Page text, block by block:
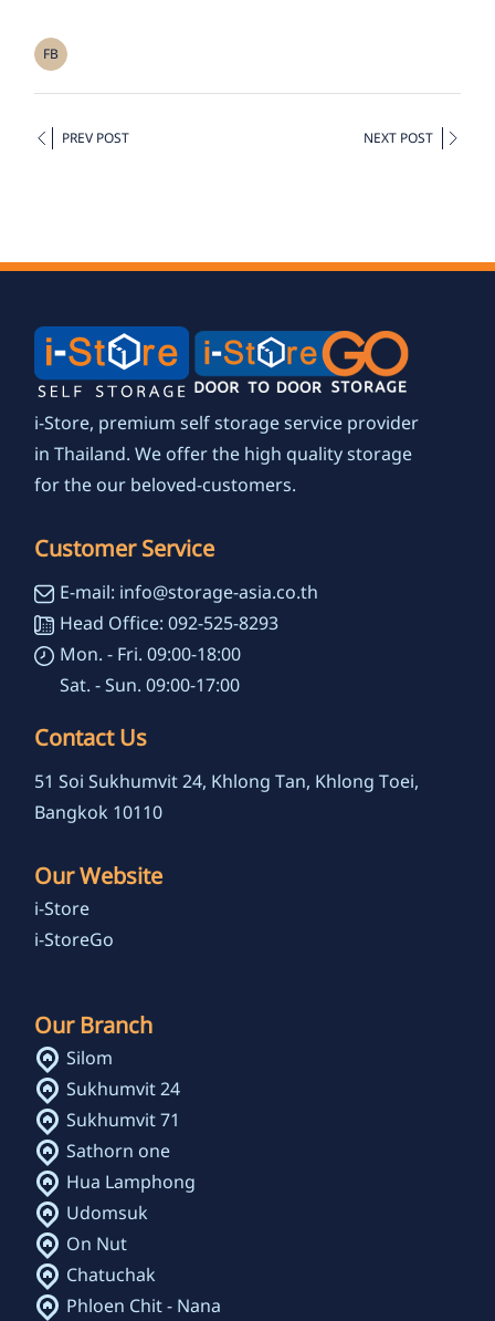
FB
PREV POST NEXT POST
i-Store, premium self storage service provider
in Thailand. We offer the high quality storage
for the our beloved-customers.
Customer Service
E-mail: info@storage-asia.co.th
Head Office: 092-525-8293
Mon. - Fri. 09:00-18:00
Sat. - Sun. 09:00-17:00
Contact Us
51 Soi Sukhumvit 24, Khlong Tan, Khlong Toei,
Bangkok 10110
Our Website
i-Store
i-StoreGo
Our Branch
Silom
Sukhumvit 24
Sukhumvit 71
Sathorn one
Hua Lamphong
Udomsuk
On Nut
Chatuchak
Phloen Chit - Nana